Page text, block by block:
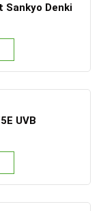
Sankyo Denki
UVB